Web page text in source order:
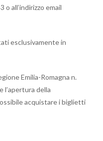
all’indirizzo email
esclusivamente in
Emilia-Romagna n.
l’apertura della
acquistare i biglietti